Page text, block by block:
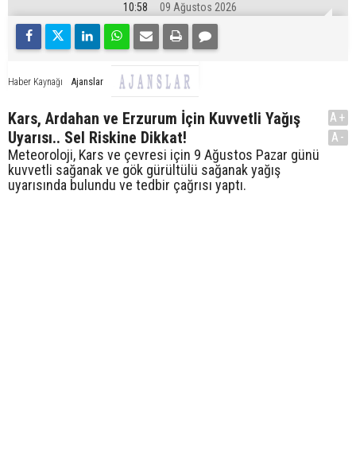
10:58 09 Ağustos 2026
Haber Kaynağı Ajanslar
Kars, Ardahan ve Erzurum İçin Kuvvetli Yağış
Uyarısı.. Sel Riskine Dikkat!
Meteoroloji, Kars ve çevresi için 9 Ağustos Pazar günü
kuvvetli sağanak ve gök gürültülü sağanak yağış
uyarısında bulundu ve tedbir çağrısı yaptı.
A+
A-